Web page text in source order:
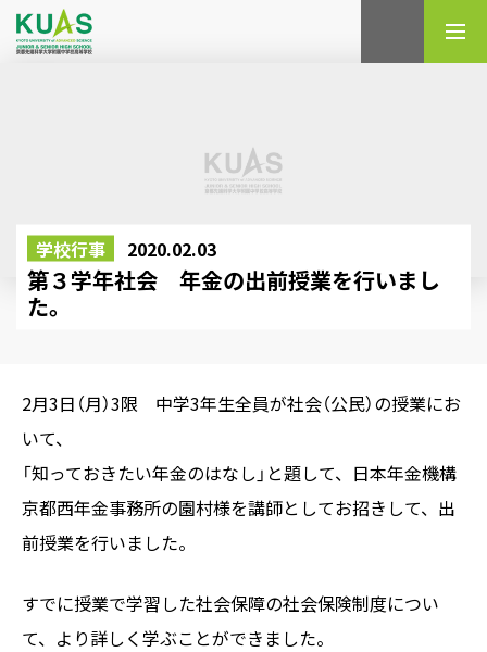
学校行事 2020.02.03
第３学年社会 年金の出前授業を行いまし
た。
2月3日（月）3限 中学3年生全員が社会（公民）の授業にお
いて、
「知っておきたい年金のはなし」と題して、日本年金機構
京都西年金事務所の園村様を講師としてお招きして、出
前授業を行いました。
すでに授業で学習した社会保障の社会保険制度につい
て、より詳しく学ぶことができました。